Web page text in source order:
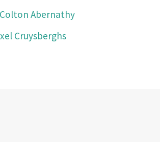
Colton Abernathy
Cruysberghs